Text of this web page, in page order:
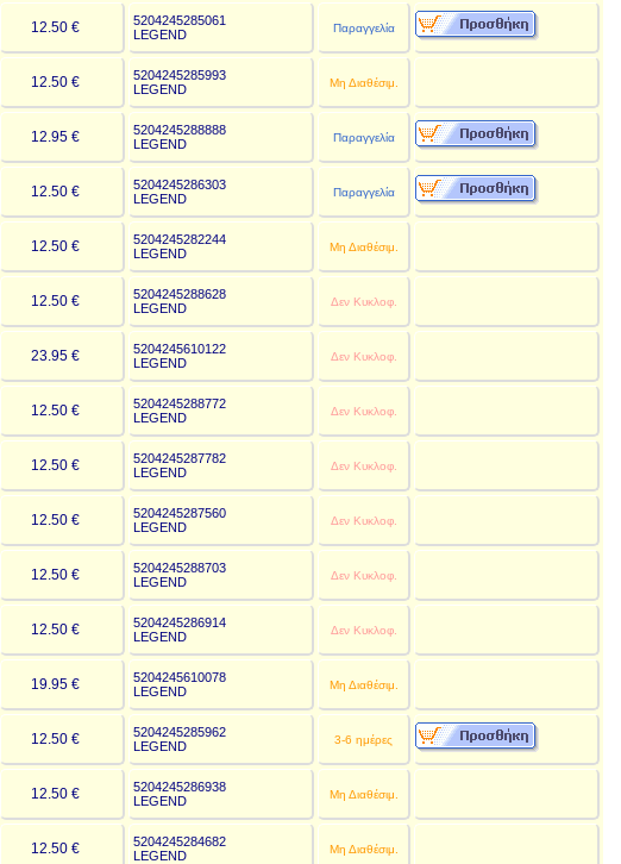
12.50 €
5204245285061
LEGEND
Παραγγελία
12.50 €
5204245285993
LEGEND
Μη Διαθέσιμ.
12.95 €
5204245288888
LEGEND
Παραγγελία
12.50 €
5204245286303
LEGEND
Παραγγελία
12.50 €
5204245282244
LEGEND
Μη Διαθέσιμ.
12.50 €
5204245288628
LEGEND
Δεν Κυκλοφ.
23.95 €
5204245610122
LEGEND
Δεν Κυκλοφ.
12.50 €
5204245288772
LEGEND
Δεν Κυκλοφ.
12.50 €
5204245287782
LEGEND
Δεν Κυκλοφ.
12.50 €
5204245287560
LEGEND
Δεν Κυκλοφ.
12.50 €
5204245288703
LEGEND
Δεν Κυκλοφ.
12.50 €
5204245286914
LEGEND
Δεν Κυκλοφ.
19.95 €
5204245610078
LEGEND
Μη Διαθέσιμ.
12.50 €
5204245285962
LEGEND
3-6 ημέρες
12.50 €
5204245286938
LEGEND
Μη Διαθέσιμ.
12.50 €
5204245284682
LEGEND
Μη Διαθέσιμ.